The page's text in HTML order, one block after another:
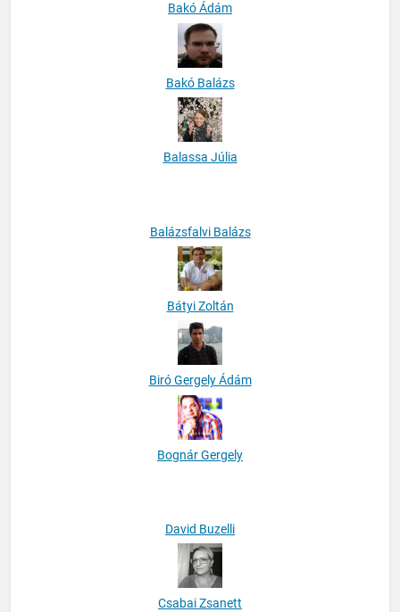
Bakó Ádám
Bakó Balázs
Balassa Júlia
Balázsfalvi Balázs
Bátyi Zoltán
Biró Gergely Ádám
Bognár Gergely
David Buzelli
Csabai Zsanett